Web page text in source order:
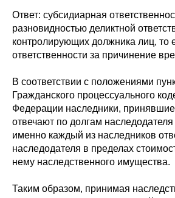
Ответ: субсидиарная
разновидностью деликтной
контролирующих должника лиц, то
ответственности за причинение
В соответствии с положениями
Гражданского процессуального
Федерации наследники,
отвечают по долгам
именно каждый из наследников
наследодателя в пределах
нему наследственного имущества.
Таким образом, принимая